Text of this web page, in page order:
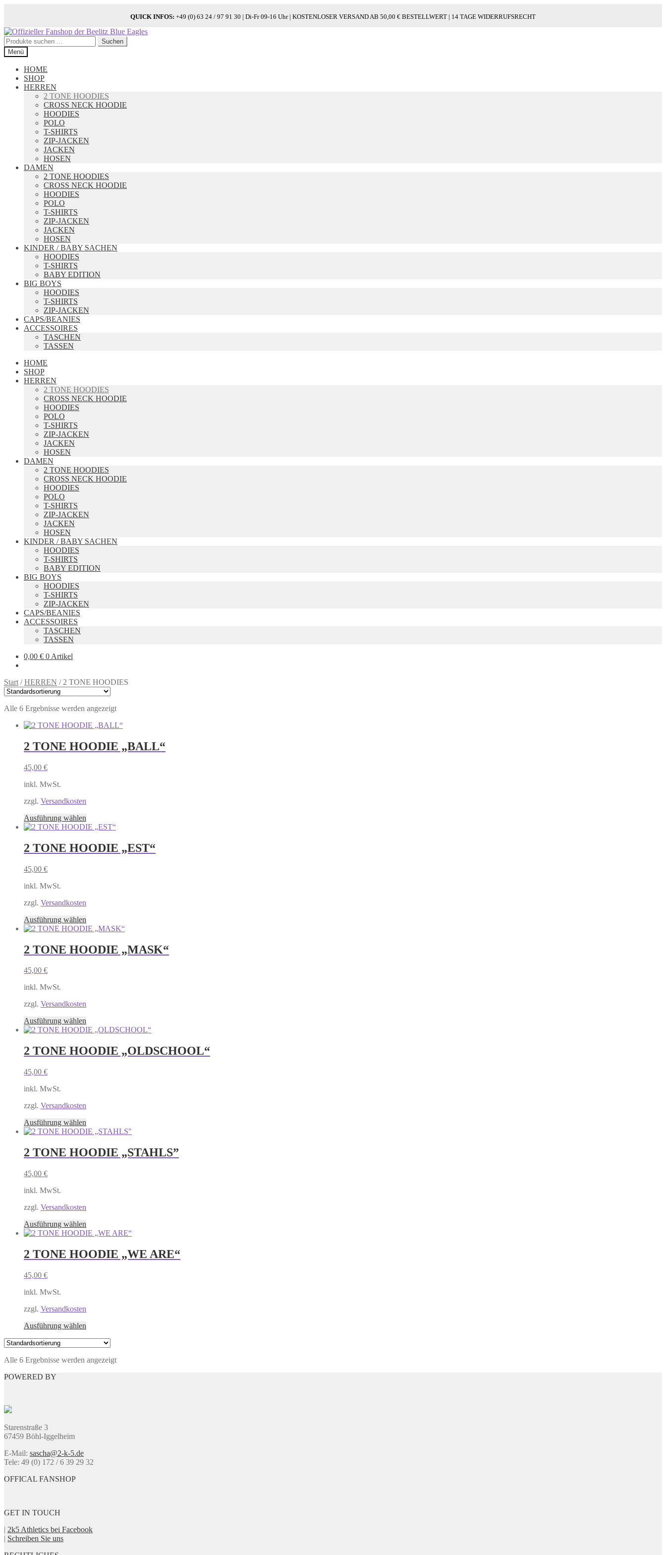
QUICK INFOS: +49 (0) 63 24 / 97 91 30 | Di-Fr 09-16 Uhr | KOSTENLOSER VERSAND AB 50,00 € BESTELLWERT | 14 TAGE WIDERRUFSRECHT
Zur
Navigation
springen
Zum
Inhalt
springen
Suchen
nach:
Suchen
Menü
HOME
SHOP
HERREN
2 TONE HOODIES
CROSS NECK HOODIE
HOODIES
POLO
T-SHIRTS
ZIP-JACKEN
JACKEN
HOSEN
DAMEN
2 TONE HOODIES
CROSS NECK HOODIE
HOODIES
POLO
T-SHIRTS
ZIP-JACKEN
JACKEN
HOSEN
KINDER / BABY SACHEN
HOODIES
T-SHIRTS
BABY EDITION
BIG BOYS
HOODIES
T-SHIRTS
ZIP-JACKEN
CAPS/BEANIES
ACCESSOIRES
TASCHEN
TASSEN
HOME
SHOP
HERREN
2 TONE HOODIES
CROSS NECK HOODIE
HOODIES
POLO
T-SHIRTS
ZIP-JACKEN
JACKEN
HOSEN
DAMEN
2 TONE HOODIES
CROSS NECK HOODIE
HOODIES
POLO
T-SHIRTS
ZIP-JACKEN
JACKEN
HOSEN
KINDER / BABY SACHEN
HOODIES
T-SHIRTS
BABY EDITION
BIG BOYS
HOODIES
T-SHIRTS
ZIP-JACKEN
CAPS/BEANIES
ACCESSOIRES
TASCHEN
TASSEN
0,00 € 0 Artikel
Start /HERREN / 2 TONE HOODIES
Alle 6 Ergebnisse werden angezeigt
2 TONE HOODIE „BALL“
45,00 €
inkl. MwSt.
zzgl. Versandkosten
Ausführung wählen
Produkt
mehrere
Varianten
der
gewählt
werden
2 TONE HOODIE „EST“
45,00 €
inkl. MwSt.
zzgl. Versandkosten
Ausführung wählen
Produkt
mehrere
Varianten
der
gewählt
werden
2 TONE HOODIE „MASK“
45,00 €
inkl. MwSt.
zzgl. Versandkosten
Ausführung wählen
Produkt
mehrere
Varianten
der
gewählt
werden
2 TONE HOODIE „OLDSCHOOL“
45,00 €
inkl. MwSt.
zzgl. Versandkosten
Ausführung wählen
Produkt
mehrere
Varianten
der
gewählt
werden
2 TONE HOODIE „STAHLS”
45,00 €
inkl. MwSt.
zzgl. Versandkosten
Ausführung wählen
Produkt
mehrere
Varianten
der
gewählt
werden
2 TONE HOODIE „WE ARE“
45,00 €
inkl. MwSt.
zzgl. Versandkosten
Ausführung wählen
Varianten
Alle 6 Ergebnisse werden angezeigt
POWERED BY
Starenstraße 3
67459 Böhl-Iggelheim
E-Mail: sascha@2-k-5.de
Tele: 49 (0) 172 / 6 39 29 32
OFFICAL FANSHOP
GET IN TOUCH
| 2k5 Athletics bei Facebook
| Schreiben Sie uns